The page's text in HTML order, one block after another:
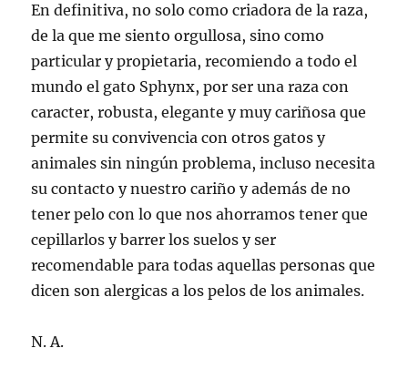
En definitiva, no solo como criadora de la raza,
de la que me siento orgullosa, sino como
particular y propietaria, recomiendo a todo el
mundo el gato Sphynx, por ser una raza con
caracter, robusta, elegante y muy cariñosa que
permite su convivencia con otros gatos y
animales sin ningún problema, incluso necesita
su contacto y nuestro cariño y además de no
tener pelo con lo que nos ahorramos tener que
cepillarlos y barrer los suelos y ser
recomendable para todas aquellas personas que
dicen son alergicas a los pelos de los animales.
N. A.